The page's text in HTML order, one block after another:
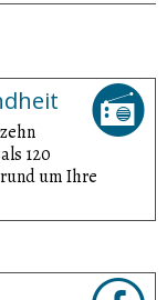
120
um Ihre